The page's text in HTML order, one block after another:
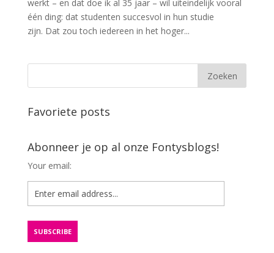
werkt – en dat doe ik al 35 jaar – wil uiteindelijk vooral
één ding: dat studenten succesvol in hun studie
zijn. Dat zou toch iedereen in het hoger...
Favoriete posts
Abonneer je op al onze Fontysblogs!
Your email: